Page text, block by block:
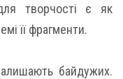
творчості є як
її фрагменти.
байдужих.